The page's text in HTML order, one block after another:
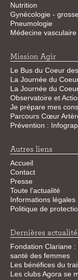
Nutrition
Gynécologie -
Pneumologie
Médecine vasculaire
Mission Agir
Le Bus du Coeur
La Journée du
La Journée du
Observatoire et
Je prépare mes
Parcours Cœur
Prévention :
Autres liens
Accueil
Contact
Presse
Toute l'actualité
Informations légales
Politique de
Dernières
Fondation Clariane
santé des femmes
Les bénéfices du
Les clubs Agora se